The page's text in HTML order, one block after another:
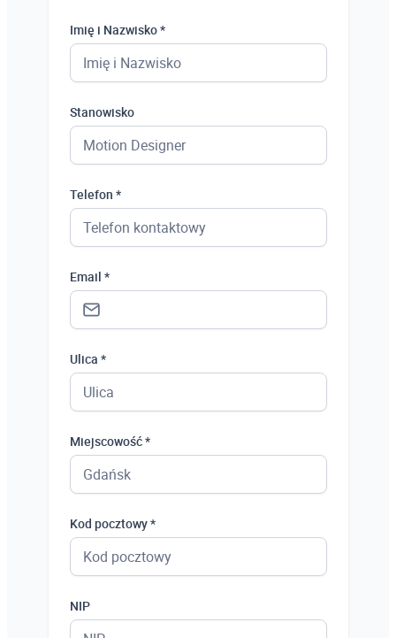
Imię i Nazwisko *
Stanowisko
Telefon *
Email *
Ulica *
Miejscowość *
Kod pocztowy *
NIP